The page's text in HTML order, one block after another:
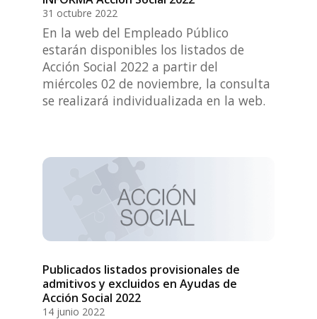
31 octubre 2022
En la web del Empleado Público
estarán disponibles los listados de
Acción Social 2022 a partir del
miércoles 02 de noviembre, la consulta
se realizará individualizada en la web.
Publicados listados provisionales de
admitivos y excluidos en Ayudas de
Acción Social 2022
14 junio 2022